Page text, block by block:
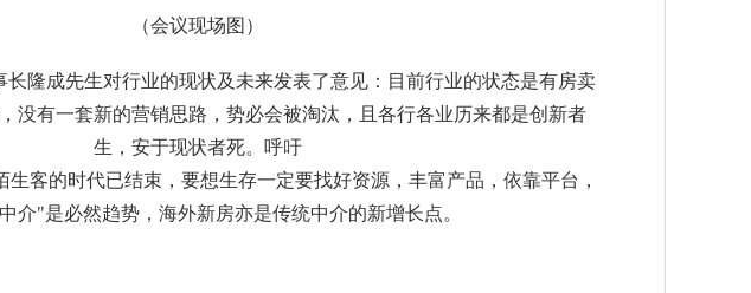
（会议现场图）
长隆成先生对行业的现状及未来发表了意见：目前行业的状态是有房卖
没有一套新的营销思路，势必会被淘汰，且各行各业历来都是创新者
生，安于现状者死。呼吁
生客的时代已结束，要想生存一定要找好资源，丰富产品，依靠平台，
介"是必然趋势，海外新房亦是传统中介的新增长点。